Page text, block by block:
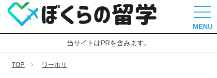
MENU
当サイトはPRを含みます。
TOP ワーホリ